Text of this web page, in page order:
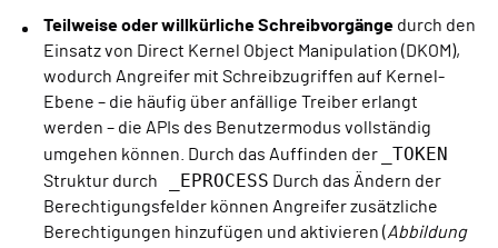
Teilweise oder willkürliche Schreibvorgänge durch den
Einsatz von Direct Kernel Object Manipulation (DKOM),
wodurch Angreifer mit Schreibzugriffen auf Kernel-
Ebene – die häufig über anfällige Treiber erlangt
werden – die APIs des Benutzermodus vollständig
umgehen können. Durch das Auffinden der
_TOKEN
Struktur durch _EPROCESS Durch das Ändern der
Berechtigungsfelder können Angreifer zusätzliche
Berechtigungen hinzufügen und aktivieren (Abbildung